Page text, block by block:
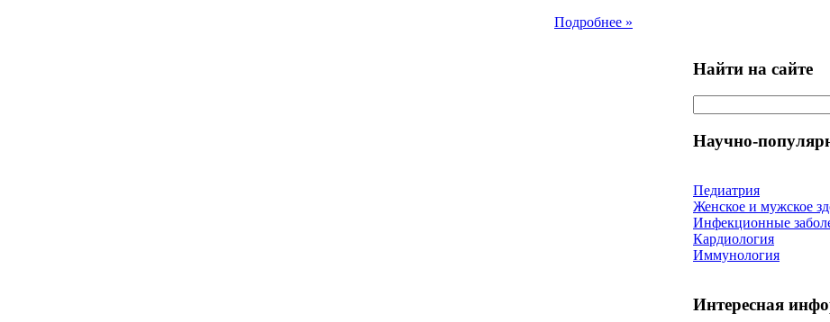
Подробнее »
Найти на сайте
Научно-
Педиатрия
Женское и мужское
Инфекционные
Кардиология
Иммунология
Интересная